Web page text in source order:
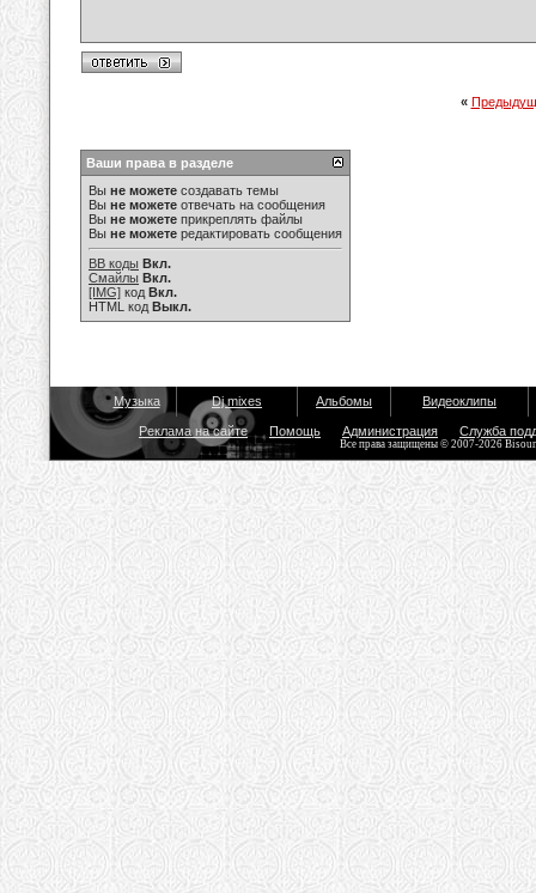
«
Ваши права в разделе
Вы не можете создавать темы
Вы не можете отвечать на сообщения
Вы не можете прикреплять файлы
Вы не можете редактировать сообщения
BB коды Вкл.
Смайлы Вкл.
[IMG] код Вкл.
HTML код Выкл.
Музыка Dj mixes Альбомы Видеоклипы
Реклама на сайте Помощь Администрация Служба
Все права защищены © 2007-2026